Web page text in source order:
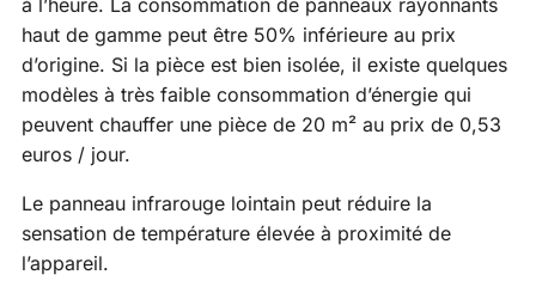
haut de gamme peut être 50% inférieure au prix
d’origine. Si la pièce est bien isolée, il existe quelques
modèles à très faible consommation d’énergie qui
peuvent chauffer une pièce de 20 m² au prix de 0,53
euros / jour.
Le panneau infrarouge lointain peut réduire la
sensation de température élevée à proximité de
l’appareil.